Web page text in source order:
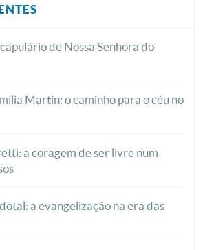
de Nossa Senhora do
Martin: o caminho para o céu no
a coragem de ser livre num
a evangelização na era das